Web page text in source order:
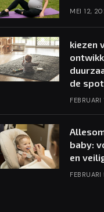
MEI 12,
kiezen
de
baby:
en